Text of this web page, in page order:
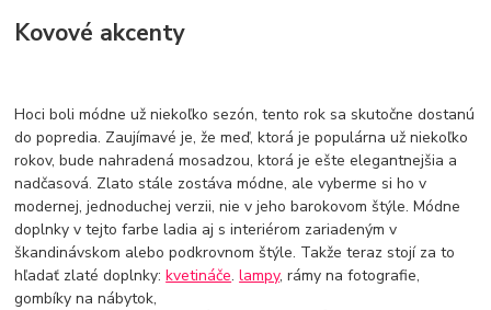
Kovové akcenty
Hoci boli módne už niekoľko sezón, tento rok sa skutočne dostanú
do popredia. Zaujímavé je, že meď, ktorá je populárna už niekoľko
rokov, bude nahradená mosadzou, ktorá je ešte elegantnejšia a
nadčasová. Zlato stále zostáva módne, ale vyberme si ho v
modernej, jednoduchej verzii, nie v jeho barokovom štýle. Módne
doplnky v tejto farbe ladia aj s interiérom zariadeným v
škandinávskom alebo podkrovnom štýle. Takže teraz stojí za to
hľadať zlaté doplnky:kvetináče.lampy, rámy na fotografie,
gombíky na nábytok,